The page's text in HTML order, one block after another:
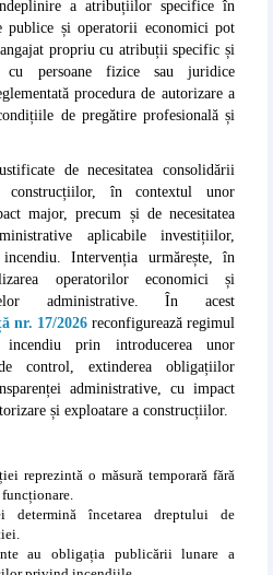
a atribuțiilor specifice în
publice și operatorii economici pot
propriu cu atribuții specific și
cu persoane fizice sau juridice
procedura de autorizare a
de pregătire profesională și
de necesitatea consolidării
construcțiilor, în contextul unor
major, precum și de necesitatea
aplicabile investițiilor,
Intervenția urmărește, în
operatorilor economici și
administrative. În acest
nr. 17/2026 reconfigurează regimul
prin introducerea unor
control, extinderea obligațiilor
administrative, cu impact
și exploatare a construcțiilor.
reprezintă o măsură temporară fără
determină încetarea dreptului de
au obligația publicării lunare a